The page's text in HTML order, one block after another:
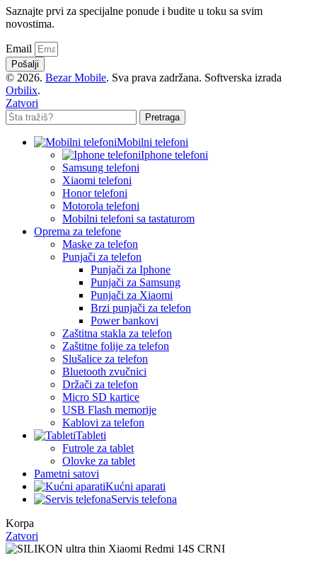
Saznajte prvi za specijalne ponude i budite u toku sa svim
novostima.
Email
Pošalji
© 2026. Bezar Mobile. Sva prava zadržana. Softverska izrada
Orbilix.
Zatvori
Pretraga
Mobilni telefoni
Iphone telefoni
Samsung telefoni
Xiaomi telefoni
Honor telefoni
Motorola telefoni
Mobilni telefoni sa tastaturom
Oprema za telefone
Maske za telefon
Punjači za telefon
Punjači za Iphone
Punjači za Samsung
Punjači za Xiaomi
Brzi punjači za telefon
Power bankovi
Zaštitna stakla za telefon
Zaštitne folije za telefon
Slušalice za telefon
Bluetooth zvučnici
Držači za telefon
Micro SD kartice
USB Flash memorije
Kablovi za telefon
Tableti
Futrole za tablet
Olovke za tablet
Pametni satovi
Kućni aparati
Servis telefona
Korpa
Zatvori